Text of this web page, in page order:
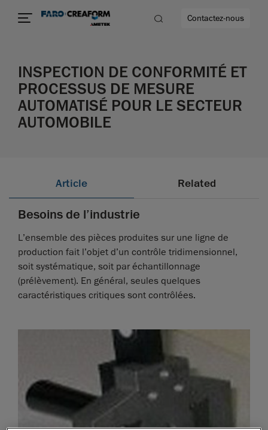
encore
Contactez-nous
INSPECTION DE CONFORMITÉ ET
PROCESSUS DE MESURE
AUTOMATISÉ POUR LE SECTEUR
AUTOMOBILE
Article Related
Besoins de l’industrie
L’ensemble des pièces produites sur une ligne de
production fait l’objet d’un contrôle tridimensionnel,
soit systématique, soit par échantillonnage
(prélèvement). En général, seules quelques
caractéristiques critiques sont contrôlées.